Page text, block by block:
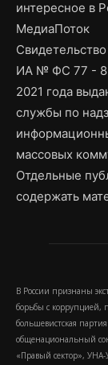
интересное в
МедиаПоток
ИА № ФС 77 -
2021 года
службы по
массовых
Отдельные
содержать
В России признаны
борьбы с коррупцией,
большевистская
общенациональный
«Правый сектор»,